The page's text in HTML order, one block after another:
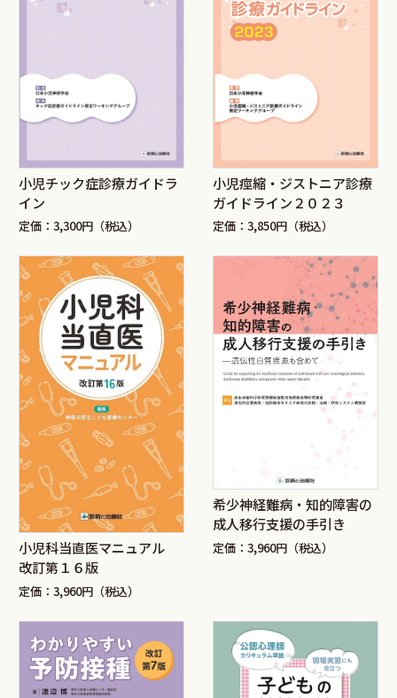
小児チック症診療ガイドラ
イン
定価：3,300円（税込）
小児痙縮・ジストニア診療
ガイドライン２０２３
定価：3,850円（税込）
小児科当直医マニュアル
改訂第１６版
定価：3,960円（税込）
希少神経難病・知的障害の
成人移行支援の手引き
定価：3,960円（税込）